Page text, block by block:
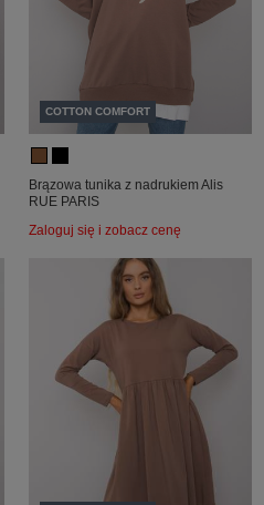
COTTON COMFORT
Brązowa tunika z nadrukiem Alis
RUE PARIS
Zaloguj się i zobacz cenę